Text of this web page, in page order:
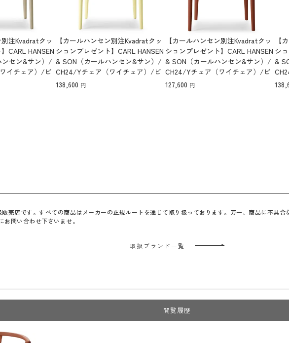
別注Kvadratクッ
CARL HANSEN
ンセン&サン）/
イチェア）/ビ
Crawford/BA
【カールハンセン別注Kvadratクッ
ションプレゼント】CARL HANSEN
& SON（カールハンセン&サン）/
CH24/Yチェア（ワイチェア）/ビ
ーチ材/SOFT by Ilse Crawford/HO
138,600
【カールハンセン別注Kvadratクッ
ションプレゼント】CARL HANSEN
& SON（カールハンセン&サン）/
CH24/Yチェア（ワイチェア）/ビ
ーチ材/SOFT by Ilse Crawford仕上
127,600
【
シ
&
ー
売店です。すべての商品はメーカーの正規ルートを通じて取り扱っております。万一、商品に不具
お問い合わせ下さいませ。
取扱ブランド一覧
閲覧履歴